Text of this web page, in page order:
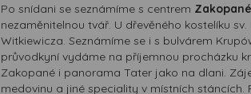
Po snídani se seznámíme s centrem
nezaměnitelnou tvář. U dřevěného kostelíku
Witkiewicza. Seznámíme se i s bulvárem
průvodkyní vydáme na příjemnou procházku
Zakopané i panorama Tater jako na dlani.
medovinu a jiné speciality v místních